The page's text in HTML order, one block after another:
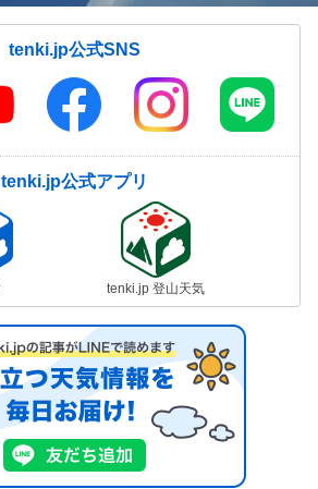
tenki.jp公式SNS
tenki.jp公式アプリ
tenki.jp 登山天気